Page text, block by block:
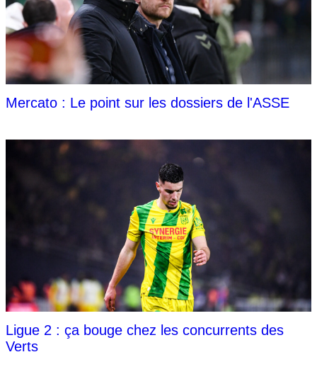
Mercato : Le point sur les dossiers de l'ASSE
Ligue 2 : ça bouge chez les concurrents des
Verts